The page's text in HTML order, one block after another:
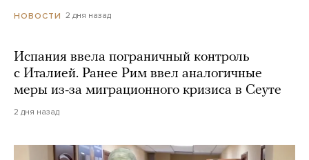
НОВОСТИ 2 дня назад
Испания ввела пограничный контроль
с Италией. Ранее Рим ввел аналогичные
меры из-за миграционного кризиса в Сеуте
2 дня назад